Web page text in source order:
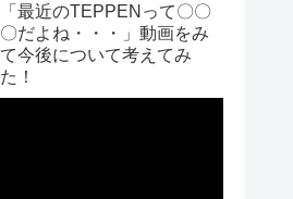
「最近のTEPPENって〇〇
〇だよね・・・」動画をみ
て今後について考えてみ
た！